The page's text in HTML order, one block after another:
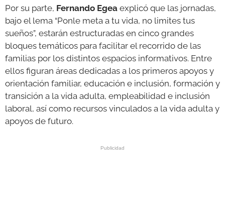
Por su parte, Fernando Egea explicó que las jornadas,
bajo el lema “Ponle meta a tu vida, no limites tus
sueños”, estarán estructuradas en cinco grandes
bloques temáticos para facilitar el recorrido de las
familias por los distintos espacios informativos. Entre
ellos figuran áreas dedicadas a los primeros apoyos y
orientación familiar, educación e inclusión, formación y
transición a la vida adulta, empleabilidad e inclusión
laboral, así como recursos vinculados a la vida adulta y
apoyos de futuro.